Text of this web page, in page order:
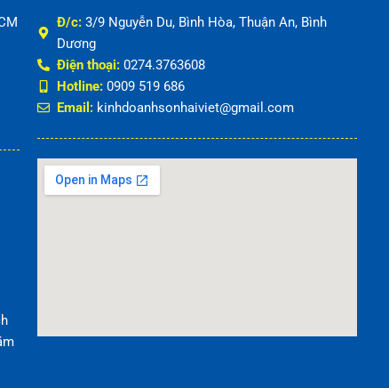
Đ/c: 3/9 Nguyễn Du, Bình Hòa, Thuận An, Bình
Dương
Điện thoại: 0274.3763608
Hotline: 0909 519 686
Email: kinhdoanhsonhaiviet@gmail.com